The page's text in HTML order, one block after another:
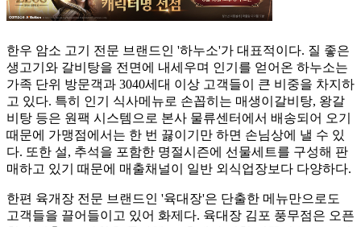
한우 암소 고기 전문 브랜드인 '하누소'가 대표적이다. 질 좋은
생고기와 갈비탕을 전면에 내세우며 인기를 얻어온 하누소는
가족 단위 방문객과 3040세대 이상 고객들이 큰 비중을 차지하
고 있다. 특히 인기 식사메뉴로 손꼽히는 매생이갈비탕, 왕갈
비탕 등은 원팩 시스템으로 본사 물류센터에서 배송되어 오기
때문에 가맹점에서는 한 번 끓이기만 하면 손님상에 낼 수 있
다. 또한 설, 추석을 포함한 명절시즌에 선물세트를 구성해 판
매하고 있기 때문에 매출채널이 일반 외식업장보다 다양하다.
한편 육개장 전문 브랜드인 '육대장'은 단출한 메뉴만으로도
고객들을 끌어들이고 있어 화제다. 육대장 김포 풍무점은 오픈